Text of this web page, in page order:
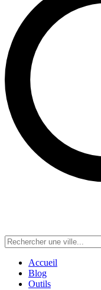
Accueil
Blog
Outils